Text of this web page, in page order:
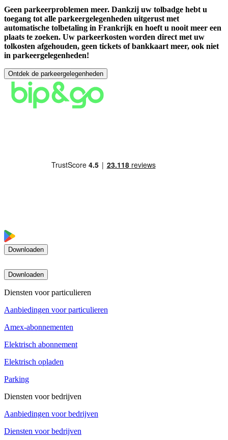
Geen parkeerproblemen meer. Dankzij uw tolbadge hebt u
toegang tot alle parkeergelegenheden uitgerust met
automatische tolbetaling in Frankrijk en hoeft u nooit meer een
plaats te zoeken. Uw parkeerkosten worden direct met uw
tolkosten afgehouden, geen tickets of bankkaart meer, ook niet
in parkeergelegenheden!
Ontdek de parkeergelegenheden
Downloaden
Downloaden
Diensten voor particulieren
Aanbiedingen voor particulieren
Amex-abonnementen
Elektrisch abonnement
Elektrisch opladen
Parking
Diensten voor bedrijven
Aanbiedingen voor bedrijven
Diensten voor bedrijven